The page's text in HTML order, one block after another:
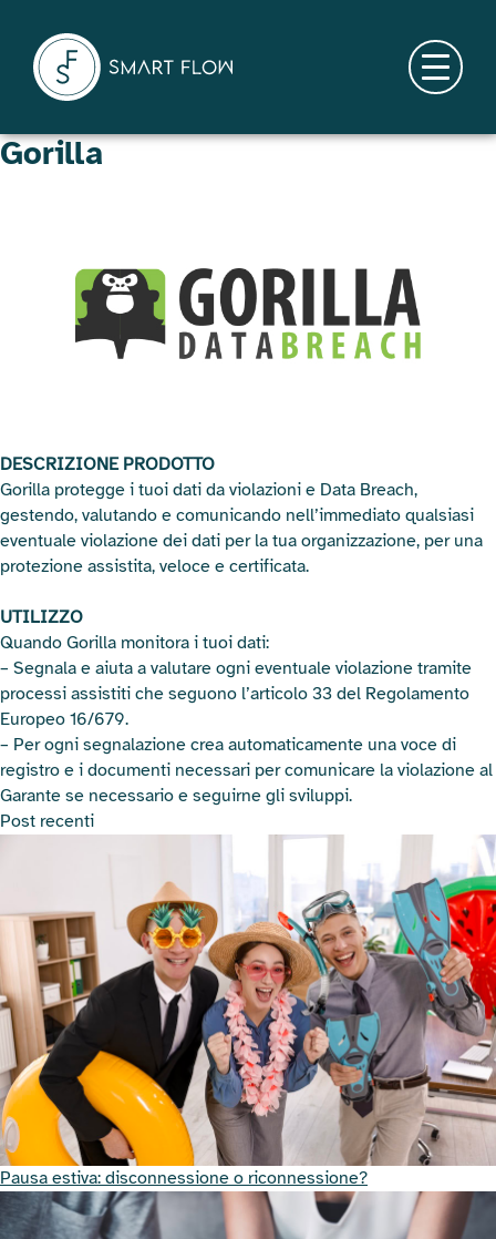
content
Menu
Gorilla
DESCRIZIONE PRODOTTO
Gorilla protegge i tuoi dati da violazioni e Data Breach,
gestendo, valutando e comunicando nell’immediato qualsiasi
eventuale violazione dei dati per la tua organizzazione, per una
protezione assistita, veloce e certificata.
UTILIZZO
Quando Gorilla monitora i tuoi dati:
– Segnala e aiuta a valutare ogni eventuale violazione tramite
processi assistiti che seguono l’articolo 33 del Regolamento
Europeo 16/679.
– Per ogni segnalazione crea automaticamente una voce di
registro e i documenti necessari per comunicare la violazione al
Garante se necessario e seguirne gli sviluppi.
Post recenti
Pausa estiva: disconnessione o riconnessione?